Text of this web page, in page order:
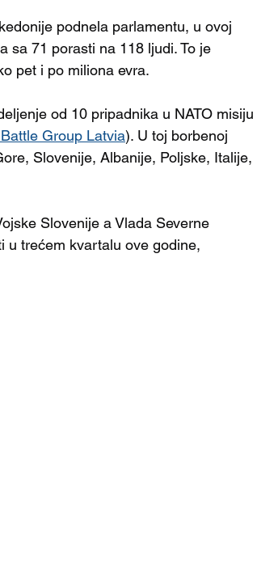
podnela parlamentu, u ovoj
sa 71 porasti na 118 ljudi. To je
pet i po miliona evra.
od 10 pripadnika u NATO misiju
Group Latvia). U toj borbenoj
Slovenije, Albanije, Poljske, Italije,
Slovenije a Vlada Severne
u trećem kvartalu ove godine,